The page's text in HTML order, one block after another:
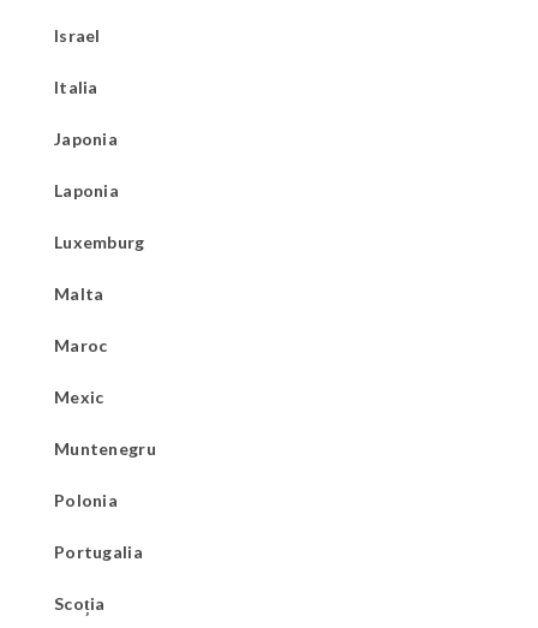
Israel
Italia
Japonia
Laponia
Luxemburg
Malta
Maroc
Mexic
Muntenegru
Polonia
Portugalia
Scoția